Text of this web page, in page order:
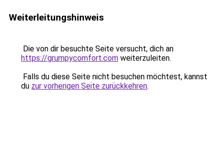
Weiterleitungshinweis
Die von dir besuchte Seite versucht, dich an
https://grumpycomfort.com weiterzuleiten.
Falls du diese Seite nicht besuchen möchtest, kannst
du zur vorherigen Seite zurückkehren.